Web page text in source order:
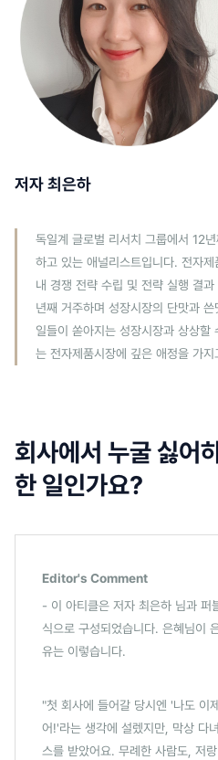
저자 최은하
독일계 글로벌 리서치 그룹에서 12
하고 있는 애널리스트입니다. 전자
내 경쟁 전략 수립 및 전략 실행 결
년째 거주하며 성장시장의 단맛과
일들이 쏟아지는 성장시장과 상상할
는 전자제품시장에 깊은 애정을 가지
회사에서 누굴 싫어
한 일인가요?
Editor's Comment
- 이 아티클은 저자 최은하 님과 퍼
식으로 구성되었습니다. 은혜님이
유는 이렇습니다.
"첫 회사에 들어갈 당시엔 '나도 이
어!'라는 생각에 설렜지만, 막상 다
스를 받았어요. 무례한 사람도, 저